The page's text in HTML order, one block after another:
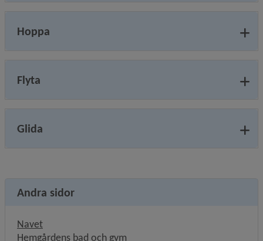
Hoppa
Flyta
Glida
Andra sidor
NavetLänk till annan webbplats, öppnas i nytt fönster.
Hemgårdens bad och gym